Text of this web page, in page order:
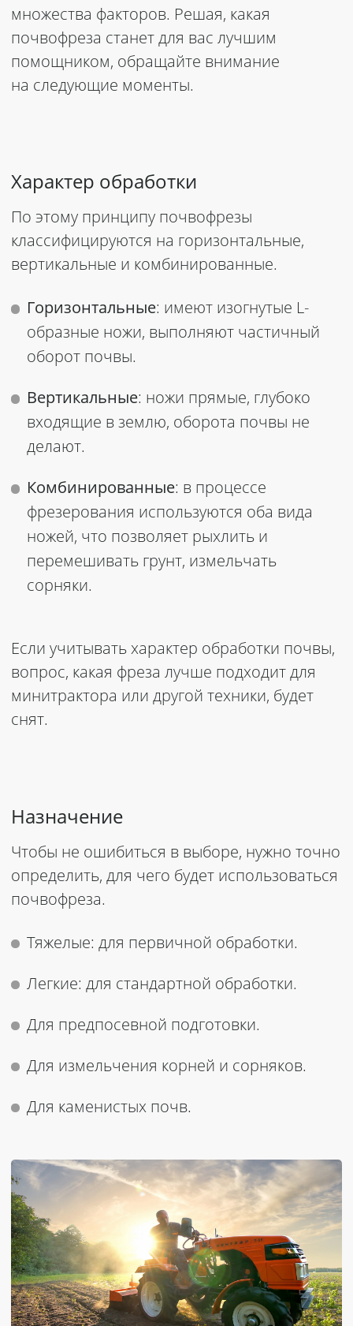
множества факторов. Решая, какая
почвофреза станет для вас лучшим
помощником, обращайте внимание
на следующие моменты.
Характер обработки
По этому принципу почвофрезы
классифицируются на горизонтальные,
вертикальные и комбинированные.
Горизонтальные: имеют изогнутые L-
образные ножи, выполняют частичный
оборот почвы.
Вертикальные: ножи прямые, глубоко
входящие в землю, оборота почвы не
делают.
Комбинированные: в процессе
фрезерования используются оба вида
ножей, что позволяет рыхлить и
перемешивать грунт, измельчать
сорняки.
Если учитывать характер обработки почвы,
вопрос, какая фреза лучше подходит для
минитрактора или другой техники, будет
снят.
Назначение
Чтобы не ошибиться в выборе, нужно точно
определить, для чего будет использоваться
почвофреза.
Тяжелые: для первичной обработки.
Легкие: для стандартной обработки.
Для предпосевной подготовки.
Для измельчения корней и сорняков.
Для каменистых почв.